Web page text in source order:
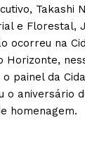
Takashi
e Florestal,
ocorreu na
Horizonte,
painel da
o aniversário
homenagem.